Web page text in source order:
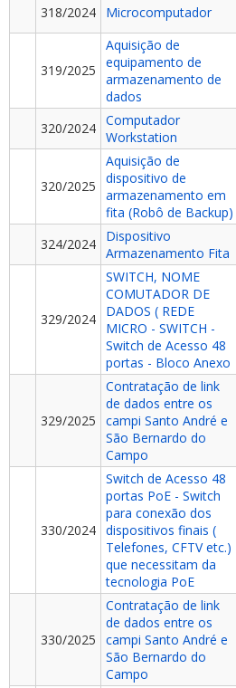
318/2024 Microcomputador
319/2025
Aquisição de
equipamento de
armazenamento de
dados
320/2024 Computador
Workstation
320/2025
Aquisição de
dispositivo de
armazenamento em
fita (Robô de Backup)
324/2024
Dispositivo
Armazenamento Fita
329/2024
SWITCH, NOME
COMUTADOR DE
DADOS ( REDE
MICRO - SWITCH -
Switch de Acesso 48
portas - Bloco Anexo
329/2025
Contratação de link
de dados entre os
campi Santo André e
São Bernardo do
Campo
330/2024
Switch de Acesso 48
portas PoE - Switch
para conexão dos
dispositivos finais (
Telefones, CFTV etc.)
que necessitam da
tecnologia PoE
330/2025
Contratação de link
de dados entre os
campi Santo André e
São Bernardo do
Campo